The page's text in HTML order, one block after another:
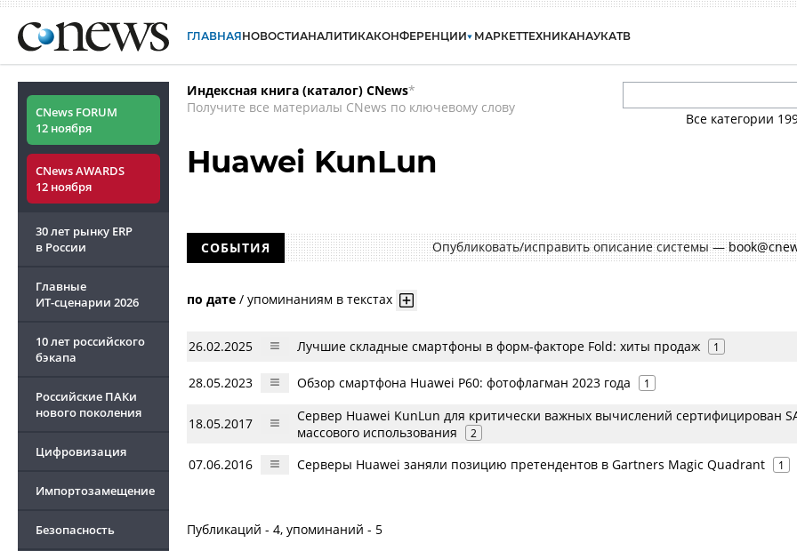
ГЛАВНАЯНОВОСТИАНАЛИТИКАКОНФЕРЕНЦИИ МАРКЕТТЕХНИКАНАУКАТВ
CNews FORUM
12 ноября
CNews AWARDS
12 ноября
30 лет рынку ERP
в России
Главные
ИТ-сценарии 2026
10 лет российского
бэкапа
Российские ПАКи
нового поколения
Цифровизация
Импортозамещение
Безопасность
Индексная книга (каталог) CNews*
Получите все материалы CNews по ключевому слову
Все категории
Huawei KunLun
СОБЫТИЯ Опубликовать/исправить описание системы —
по дате / упоминаниям в текстах
26.02.2025 Лучшие складные смартфоны в форм-факторе Fold: хиты продаж 1
28.05.2023 Обзор смартфона Huawei P60: фотофлагман 2023 года 1
18.05.2017
Сервер Huawei KunLun для критически важных вычислений сертифицирован
массового использования
2
07.06.2016 Серверы Huawei заняли позицию претендентов в Gartners Magic Quadrant 1
Публикаций - 4, упоминаний - 5